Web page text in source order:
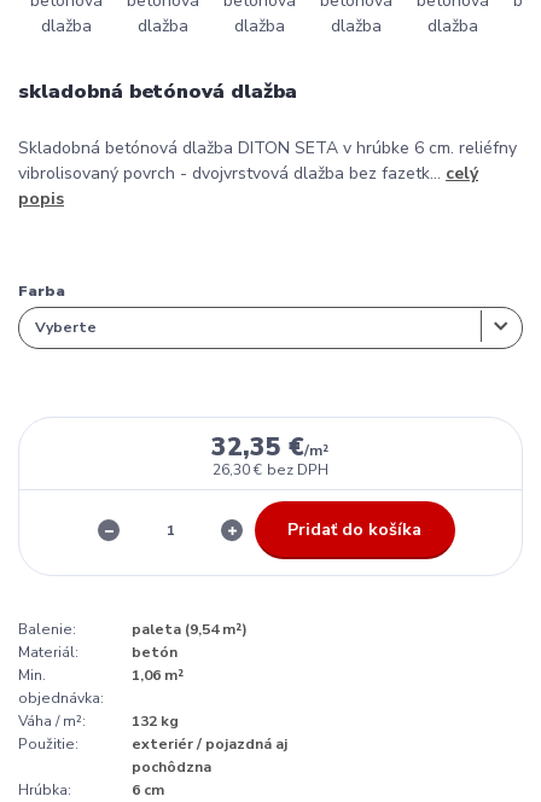
skladobná betónová dlažba
Skladobná betónová dlažba DITON SETA v hrúbke 6 cm. reliéfny
vibrolisovaný povrch - dvojvrstvová dlažba bez fazetk... celý
popis
Farba
32,35 €/m²
26,30 € bez DPH
Pridať do košíka
Balenie:
paleta (9,54 m²)
Materiál:
betón
Min.
objednávka:
1,06 m²
Váha / m²:
132 kg
Použitie:
exteriér / pojazdná aj
pochôdzna
Hrúbka:
6 cm